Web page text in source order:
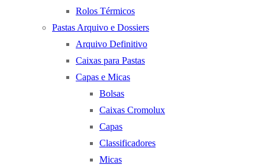
Rolos Térmicos
Pastas Arquivo e Dossiers
Arquivo Definitivo
Caixas para Pastas
Capas e Micas
Bolsas
Caixas Cromolux
Capas
Classificadores
Micas